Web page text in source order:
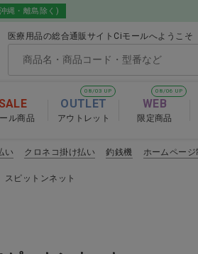
縄・離島除く)
医療用品の総合通販サイトCiモールへようこそ
オーラルケア
ル商品
08/03 UP
OUTLET
アウトレット
08/06 UP
WEB
限定商品
い クロネコ掛け払い 釣銭機 ホームページ
スピットンネット